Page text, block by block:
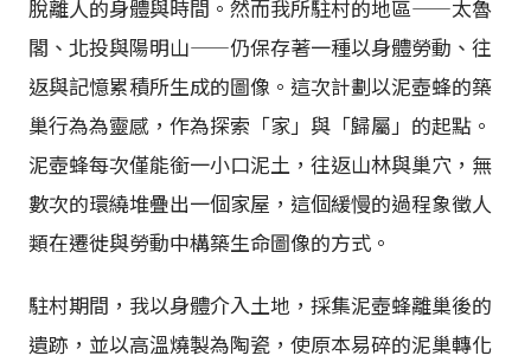
脫離人的身體與時間。然而我所駐村的地區——太魯
閣、北投與陽明山——仍保存著一種以身體勞動、往
返與記憶累積所生成的圖像。這次計劃以泥壺蜂的築
巢行為為靈感，作為探索「家」與「歸屬」的起點。
泥壺蜂每次僅能銜一小口泥土，往返山林與巢穴，無
數次的環繞堆疊出一個家屋，這個緩慢的過程象徵人
類在遷徙與勞動中構築生命圖像的方式。
駐村期間，我以身體介入土地，採集泥壺蜂離巢後的
遺跡，並以高溫燒製為陶瓷，使原本易碎的泥巢轉化